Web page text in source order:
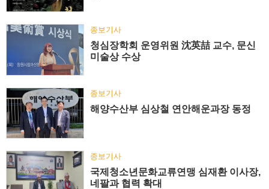
종보기사
청심장학회 운영위원 沈英喆 교수, 문신
미술상 수상
종보기사
해양수산부 심상철 연안해운과장 동정
종보기사
국제청소년문화교류연맹 심재환 이사장,
네팔과 협력 확대